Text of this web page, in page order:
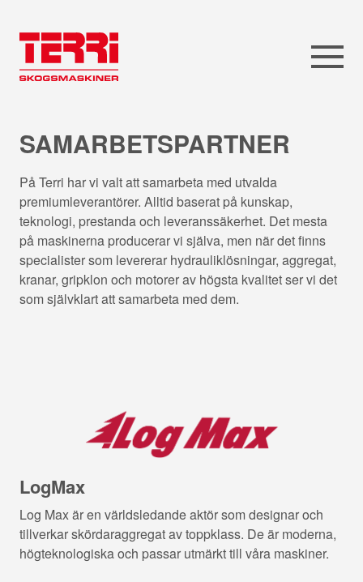
SAMARBETSPARTNER
På Terri har vi valt att samarbeta med utvalda
premiumleverantörer. Alltid baserat på kunskap,
teknologi, prestanda och leveranssäkerhet. Det mesta
på maskinerna producerar vi själva, men när det finns
specialister som levererar hydrauliklösningar, aggregat,
kranar, gripklon och motorer av högsta kvalitet ser vi det
som självklart att samarbeta med dem.
LogMax
Log Max är en världsledande aktör som designar och
tillverkar skördaraggregat av toppklass. De är moderna,
högteknologiska och passar utmärkt till våra maskiner.